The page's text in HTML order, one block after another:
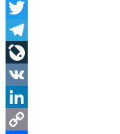
Facebook
Twitter
Telegram
LiveJournal
VK
LinkedIn